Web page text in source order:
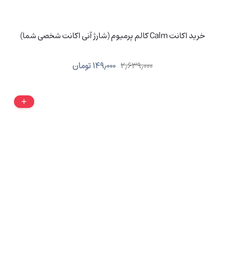
خرید اکانت Calm کالم پرمیوم (شارژ آنی اکانت شخصی شما)
۲٫۶۳۹٫۰۰۰ ۱۴۹٫۰۰۰تومان